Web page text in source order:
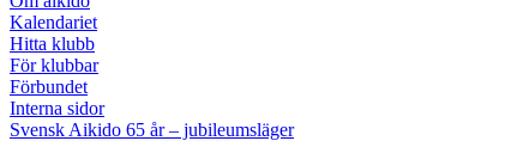
Kalendariet
Hitta klubb
För klubbar
Förbundet
Interna sidor
Svensk Aikido 65 år – jubileumsläger